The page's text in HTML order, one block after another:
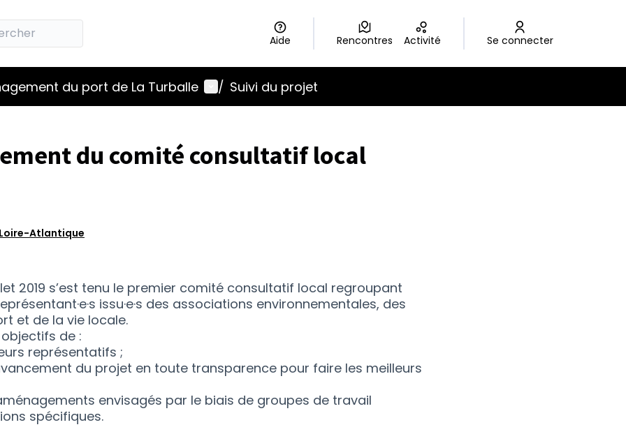
Aide Rencontres Activité Se connecter
du port de La Turballe Menu utilisateur
/ Suivi du projet
du comité consultatif local
Atlantique
2019 s’est tenu le premier comité consultatif local regroupant
issu·e·s des associations environnementales, des
et de la vie locale.
de :
représentatifs ;
du projet en toute transparence pour faire les meilleurs
envisagés par le biais de groupes de travail
spécifiques.